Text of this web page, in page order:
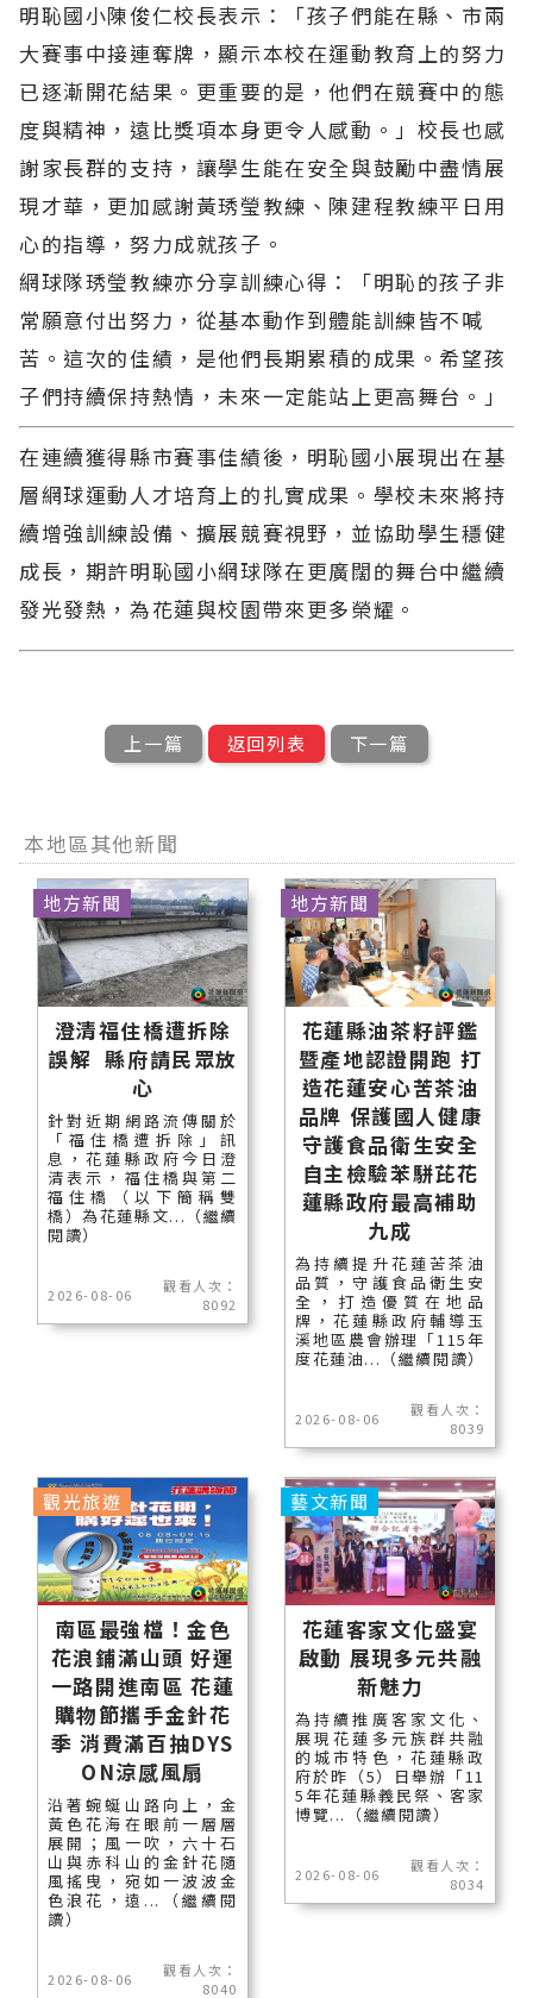
明恥國小陳俊仁校長表示：「孩子們能在縣、市兩
大賽事中接連奪牌，顯示本校在運動教育上的努力
已逐漸開花結果。更重要的是，他們在競賽中的態
度與精神，遠比獎項本身更令人感動。」校長也感
謝家長群的支持，讓學生能在安全與鼓勵中盡情展
現才華，更加感謝黃琇瑩教練、陳建程教練平日用
心的指導，努力成就孩子。
網球隊琇瑩教練亦分享訓練心得：「明恥的孩子非
常願意付出努力，從基本動作到體能訓練皆不喊
苦。這次的佳績，是他們長期累積的成果。希望孩
子們持續保持熱情，未來一定能站上更高舞台。」
在連續獲得縣市賽事佳績後，明恥國小展現出在基
層網球運動人才培育上的扎實成果。學校未來將持
續增強訓練設備、擴展競賽視野，並協助學生穩健
成長，期許明恥國小網球隊在更廣闊的舞台中繼續
發光發熱，為花蓮與校園帶來更多榮耀。
上一篇 返回列表 下一篇
本地區其他新聞
澄清福住橋遭拆除
誤解 縣府請民眾放
心
針對近期網路流傳關於
「福住橋遭拆除」訊
息，花蓮縣政府今日澄
清表示，福住橋與第二
福住橋（以下簡稱雙
橋）為花蓮縣文...（繼續
閱讀）
2026-08-06
觀看人次：
8092
地方新聞
花蓮縣油茶籽評鑑
暨產地認證開跑 打
造花蓮安心苦茶油
品牌 保護國人健康
守護食品衛生安全
自主檢驗苯駢芘花
蓮縣政府最高補助
九成
為持續提升花蓮苦茶油
品質，守護食品衛生安
全，打造優質在地品
牌，花蓮縣政府輔導玉
溪地區農會辦理「115年
度花蓮油...（繼續閱讀）
2026-08-06
觀看人次：
8039
地方新聞
南區最強檔！金色
花浪鋪滿山頭 好運
一路開進南區 花蓮
購物節攜手金針花
季 消費滿百抽DYS
ON涼感風扇
沿著蜿蜒山路向上，金
黃色花海在眼前一層層
展開；風一吹，六十石
山與赤科山的金針花隨
風搖曳，宛如一波波金
色浪花，遠...（繼續閱
讀）
2026-08-06
觀看人次：
8040
觀光旅遊
花蓮客家文化盛宴
啟動 展現多元共融
新魅力
為持續推廣客家文化、
展現花蓮多元族群共融
的城市特色，花蓮縣政
府於昨（5）日舉辦「11
5年花蓮縣義民祭、客家
博覽...（繼續閱讀）
2026-08-06
觀看人次：
8034
藝文新聞